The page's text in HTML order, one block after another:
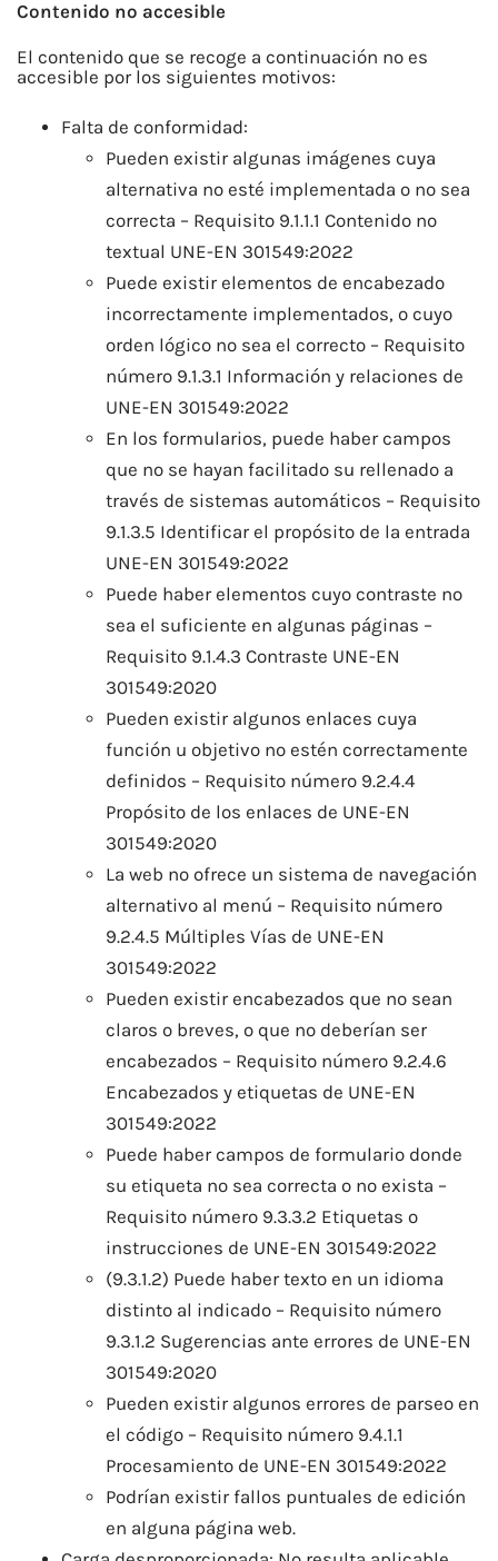
Contenido no accesible
El contenido que se recoge a continuación no es
accesible por los siguientes motivos:
Falta de conformidad:
Pueden existir algunas imágenes cuya
alternativa no esté implementada o no sea
correcta – Requisito 9.1.1.1 Contenido no
textual UNE-EN 301549:2022
Puede existir elementos de encabezado
incorrectamente implementados, o cuyo
orden lógico no sea el correcto – Requisito
número 9.1.3.1 Información y relaciones de
UNE-EN 301549:2022
En los formularios, puede haber campos
que no se hayan facilitado su rellenado a
través de sistemas automáticos – Requisito
9.1.3.5 Identificar el propósito de la entrada
UNE-EN 301549:2022
Puede haber elementos cuyo contraste no
sea el suficiente en algunas páginas –
Requisito 9.1.4.3 Contraste UNE-EN
301549:2020
Pueden existir algunos enlaces cuya
función u objetivo no estén correctamente
definidos – Requisito número 9.2.4.4
Propósito de los enlaces de UNE-EN
301549:2020
La web no ofrece un sistema de navegación
alternativo al menú – Requisito número
9.2.4.5 Múltiples Vías de UNE-EN
301549:2022
Pueden existir encabezados que no sean
claros o breves, o que no deberían ser
encabezados – Requisito número 9.2.4.6
Encabezados y etiquetas de UNE-EN
301549:2022
Puede haber campos de formulario donde
su etiqueta no sea correcta o no exista –
Requisito número 9.3.3.2 Etiquetas o
instrucciones de UNE-EN 301549:2022
(9.3.1.2) Puede haber texto en un idioma
distinto al indicado – Requisito número
9.3.1.2 Sugerencias ante errores de UNE-EN
301549:2020
Pueden existir algunos errores de parseo en
el código – Requisito número 9.4.1.1
Procesamiento de UNE-EN 301549:2022
Podrían existir fallos puntuales de edición
en alguna página web.